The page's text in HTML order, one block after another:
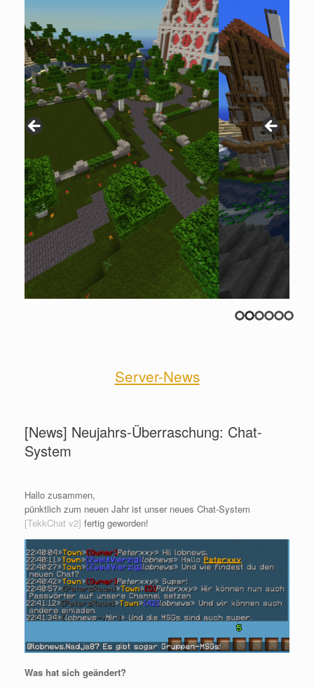
Server-News
[News] Neujahrs-Überraschung: Chat-
System
Hallo zusammen,
pünktlich zum neuen Jahr ist unser neues Chat-System
[TekkChat v2] fertig geworden!
Was hat sich geändert?